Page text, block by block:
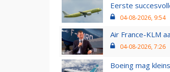
Eerste
04-08-2026, 9:54
Air France-KLM
04-08-2026, 7:26
Boeing mag